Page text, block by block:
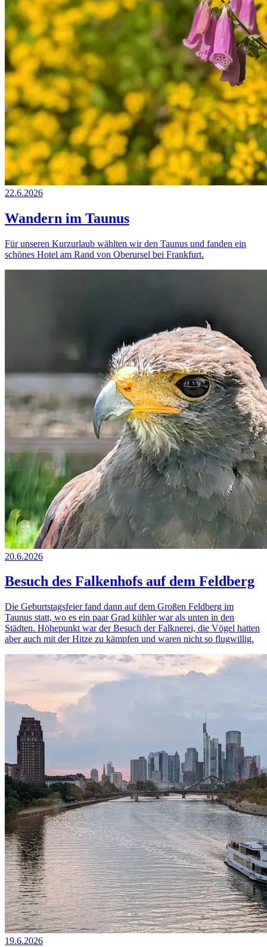
22.6.2026
Wandern im Taunus
Für unseren Kurzurlaub wählten wir den Taunus und fanden ein
schönes Hotel am Rand von Oberursel bei Frankfurt.
20.6.2026
Besuch des Falkenhofs auf dem Feldberg
Die Geburtstagsfeier fand dann auf dem Großen Feldberg im
Taunus statt, wo es ein paar Grad kühler war als unten in den
Städten. Höhepunkt war der Besuch der Falknerei, die Vögel hatten
aber auch mit der Hitze zu kämpfen und waren nicht so flugwillig.
19.6.2026